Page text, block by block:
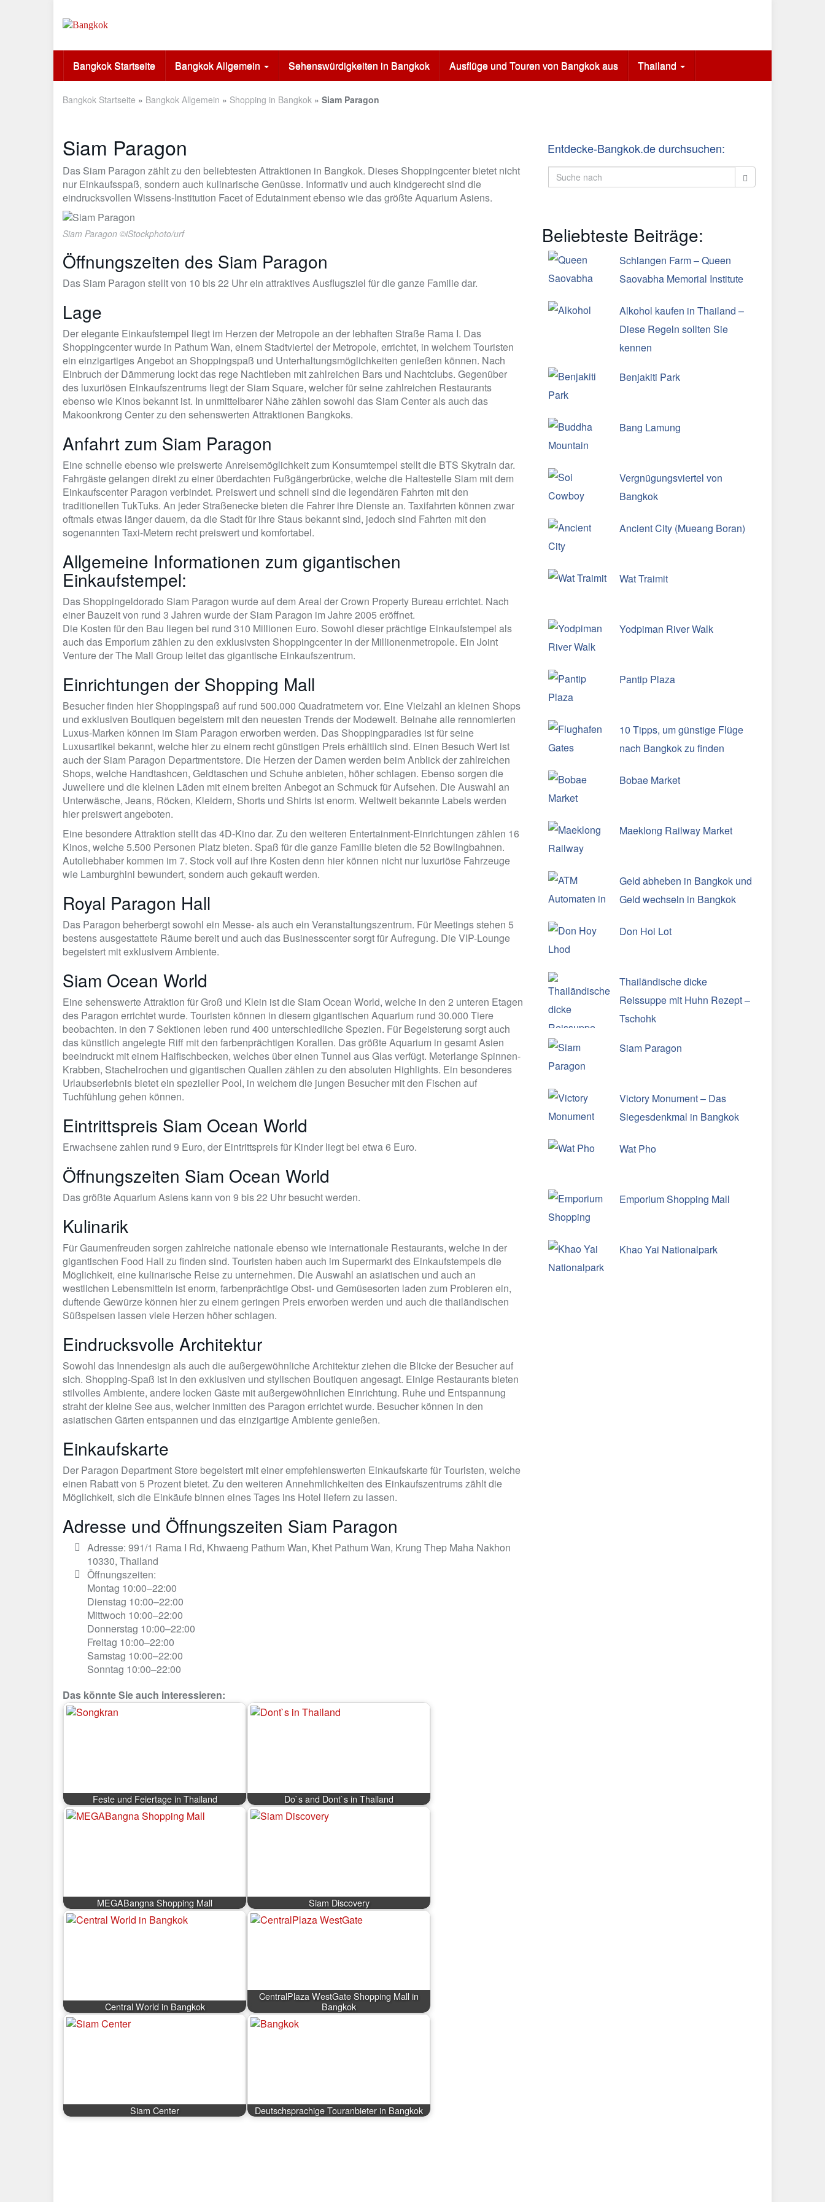
Bangkok Startseite
Bangkok Allgemein Sehenswürdigkeiten in Bangkok Ausflüge und Touren von Bangkok aus Thailand
Bangkok Startseite » Bangkok Allgemein » Shopping in Bangkok » Siam Paragon
Siam Paragon
Das Siam Paragon zählt zu den beliebtesten Attraktionen in Bangkok. Dieses Shoppingcenter bietet nicht
nur Einkaufsspaß, sondern auch kulinarische Genüsse. Informativ und auch kindgerecht sind die
eindrucksvollen Wissens-Institution Facet of Edutainment ebenso wie das größte Aquarium Asiens.
Siam Paragon ©iStockphoto/urf
Öffnungszeiten des Siam Paragon
Das Siam Paragon stellt von 10 bis 22 Uhr ein attraktives Ausflugsziel für die ganze Familie dar.
Lage
Der elegante Einkaufstempel liegt im Herzen der Metropole an der lebhaften Straße Rama I. Das
Shoppingcenter wurde in Pathum Wan, einem Stadtviertel der Metropole, errichtet, in welchem Touristen
ein einzigartiges Angebot an Shoppingspaß und Unterhaltungsmöglichkeiten genießen können. Nach
Einbruch der Dämmerung lockt das rege Nachtleben mit zahlreichen Bars und Nachtclubs. Gegenüber
des luxuriösen Einkaufszentrums liegt der Siam Square, welcher für seine zahlreichen Restaurants
ebenso wie Kinos bekannt ist. In unmittelbarer Nähe zählen sowohl das Siam Center als auch das
Makoonkrong Center zu den sehenswerten Attraktionen Bangkoks.
Anfahrt zum Siam Paragon
Eine schnelle ebenso wie preiswerte Anreisemöglichkeit zum Konsumtempel stellt die BTS Skytrain dar.
Fahrgäste gelangen direkt zu einer überdachten Fußgängerbrücke, welche die Haltestelle Siam mit dem
Einkaufscenter Paragon verbindet. Preiswert und schnell sind die legendären Fahrten mit den
traditionellen TukTuks. An jeder Straßenecke bieten die Fahrer ihre Dienste an. Taxifahrten können zwar
oftmals etwas länger dauern, da die Stadt für ihre Staus bekannt sind, jedoch sind Fahrten mit den
sogenannten Taxi-Metern recht preiswert und komfortabel.
Allgemeine Informationen zum gigantischen
Einkaufstempel:
Das Shoppingeldorado Siam Paragon wurde auf dem Areal der Crown Property Bureau errichtet. Nach
einer Bauzeit von rund 3 Jahren wurde der Siam Paragon im Jahre 2005 eröffnet.
Die Kosten für den Bau liegen bei rund 310 Millionen Euro. Sowohl dieser prächtige Einkaufstempel als
auch das Emporium zählen zu den exklusivsten Shoppingcenter in der Millionenmetropole. Ein Joint
Venture der The Mall Group leitet das gigantische Einkaufszentrum.
Einrichtungen der Shopping Mall
Besucher finden hier Shoppingspaß auf rund 500.000 Quadratmetern vor. Eine Vielzahl an kleinen Shops
und exklusiven Boutiquen begeistern mit den neuesten Trends der Modewelt. Beinahe alle rennomierten
Luxus-Marken können im Siam Paragon erworben werden. Das Shoppingparadies ist für seine
Luxusartikel bekannt, welche hier zu einem recht günstigen Preis erhältlich sind. Einen Besuch Wert ist
auch der Siam Paragon Departmentstore. Die Herzen der Damen werden beim Anblick der zahlreichen
Shops, welche Handtashcen, Geldtaschen und Schuhe anbieten, höher schlagen. Ebenso sorgen die
Juweliere und die kleinen Läden mit einem breiten Anbegot an Schmuck für Aufsehen. Die Auswahl an
Unterwäsche, Jeans, Röcken, Kleidern, Shorts und Shirts ist enorm. Weltweit bekannte Labels werden
hier preiswert angeboten.
Eine besondere Attraktion stellt das 4D-Kino dar. Zu den weiteren Entertainment-Einrichtungen zählen 16
Kinos, welche 5.500 Personen Platz bieten. Spaß für die ganze Familie bieten die 52 Bowlingbahnen.
Autoliebhaber kommen im 7. Stock voll auf ihre Kosten denn hier können nicht nur luxuriöse Fahrzeuge
wie Lamburghini bewundert, sondern auch gekauft werden.
Royal Paragon Hall
Das Paragon beherbergt sowohl ein Messe- als auch ein Veranstaltungszentrum. Für Meetings stehen 5
bestens ausgestattete Räume bereit und auch das Businesscenter sorgt für Aufregung. Die VIP-Lounge
begeistert mit exklusivem Ambiente.
Siam Ocean World
Eine sehenswerte Attraktion für Groß und Klein ist die Siam Ocean World, welche in den 2 unteren Etagen
des Paragon errichtet wurde. Touristen können in diesem gigantischen Aquarium rund 30.000 Tiere
beobachten. in den 7 Sektionen leben rund 400 unterschiedliche Spezien. Für Begeisterung sorgt auch
das künstlich angelegte Riff mit den farbenprächtigen Korallen. Das größte Aquarium in gesamt Asien
beeindruckt mit einem Haifischbecken, welches über einen Tunnel aus Glas verfügt. Meterlange Spinnen-
Krabben, Stachelrochen und gigantischen Quallen zählen zu den absoluten Highlights. Ein besonderes
Urlaubserlebnis bietet ein spezieller Pool, in welchem die jungen Besucher mit den Fischen auf
Tuchfühlung gehen können.
Eintrittspreis Siam Ocean World
Erwachsene zahlen rund 9 Euro, der Eintrittspreis für Kinder liegt bei etwa 6 Euro.
Öffnungszeiten Siam Ocean World
Das größte Aquarium Asiens kann von 9 bis 22 Uhr besucht werden.
Kulinarik
Für Gaumenfreuden sorgen zahlreiche nationale ebenso wie internationale Restaurants, welche in der
gigantischen Food Hall zu finden sind. Touristen haben auch im Supermarkt des Einkaufstempels die
Möglichkeit, eine kulinarische Reise zu unternehmen. Die Auswahl an asiatischen und auch an
westlichen Lebensmitteln ist enorm, farbenprächtige Obst- und Gemüsesorten laden zum Probieren ein,
duftende Gewürze können hier zu einem geringen Preis erworben werden und auch die thailändischen
Süßspeisen lassen viele Herzen höher schlagen.
Eindrucksvolle Architektur
Sowohl das Innendesign als auch die außergewöhnliche Architektur ziehen die Blicke der Besucher auf
sich. Shopping-Spaß ist in den exklusiven und stylischen Boutiquen angesagt. Einige Restaurants bieten
stilvolles Ambiente, andere locken Gäste mit außergewöhnlichen Einrichtung. Ruhe und Entspannung
straht der kleine See aus, welcher inmitten des Paragon errichtet wurde. Besucher können in den
asiatischen Gärten entspannen und das einzigartige Ambiente genießen.
Einkaufskarte
Der Paragon Department Store begeistert mit einer empfehlenswerten Einkaufskarte für Touristen, welche
einen Rabatt von 5 Prozent bietet. Zu den weiteren Annehmlichkeiten des Einkaufszentrums zählt die
Möglichkeit, sich die Einkäufe binnen eines Tages ins Hotel liefern zu lassen.
Adresse und Öffnungszeiten Siam Paragon
Adresse: 991/1 Rama I Rd, Khwaeng Pathum Wan, Khet Pathum Wan, Krung Thep Maha Nakhon
10330, Thailand
Öffnungszeiten:
Montag 10:00–22:00
Dienstag 10:00–22:00
Mittwoch 10:00–22:00
Donnerstag 10:00–22:00
Freitag 10:00–22:00
Samstag 10:00–22:00
Sonntag 10:00–22:00
Das könnte Sie auch interessieren:
Feste und Feiertage in Thailand Do`s and Dont`s in Thailand
MEGABangna Shopping Mall Siam Discovery
Central World in Bangkok
CentralPlaza WestGate Shopping Mall in
Bangkok
Siam Center Deutschsprachige Touranbieter in Bangkok
Entdecke-Bangkok.de durchsuchen:
Beliebteste Beiträge:
Schlangen Farm – Queen
Saovabha Memorial Institute
Alkohol kaufen in Thailand –
Diese Regeln sollten Sie
kennen
Benjakiti Park
Bang Lamung
Vergnügungsviertel von
Bangkok
Ancient City (Mueang Boran)
Wat Traimit
Yodpiman River Walk
Pantip Plaza
10 Tipps, um günstige Flüge
nach Bangkok zu finden
Bobae Market
Maeklong Railway Market
Geld abheben in Bangkok und
Geld wechseln in Bangkok
Don Hoi Lot
Thailändische dicke
Reissuppe mit Huhn Rezept –
Tschohk
Siam Paragon
Victory Monument – Das
Siegesdenkmal in Bangkok
Wat Pho
Emporium Shopping Mall
Khao Yai Nationalpark